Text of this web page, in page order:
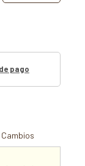
pago
Cambios